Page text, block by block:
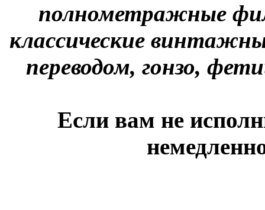
полнометражные
классические
переводом, гонзо,
Если вам не